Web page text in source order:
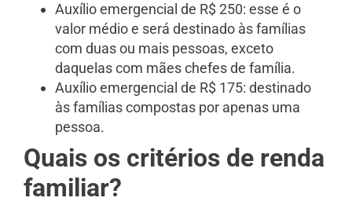
Auxílio emergencial de R$ 250: esse é o
valor médio e será destinado às famílias
com duas ou mais pessoas, exceto
daquelas com mães chefes de família.
Auxílio emergencial de R$ 175: destinado
às famílias compostas por apenas uma
pessoa.
Quais os critérios de renda
familiar?